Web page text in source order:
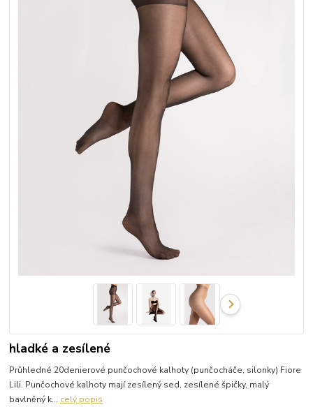
hladké a zesílené
Průhledné 20denierové punčochové kalhoty (punčocháče, silonky) Fiore
Lili. Punčochové kalhoty mají zesílený sed, zesílené špičky, malý
bavlněný k... celý popis